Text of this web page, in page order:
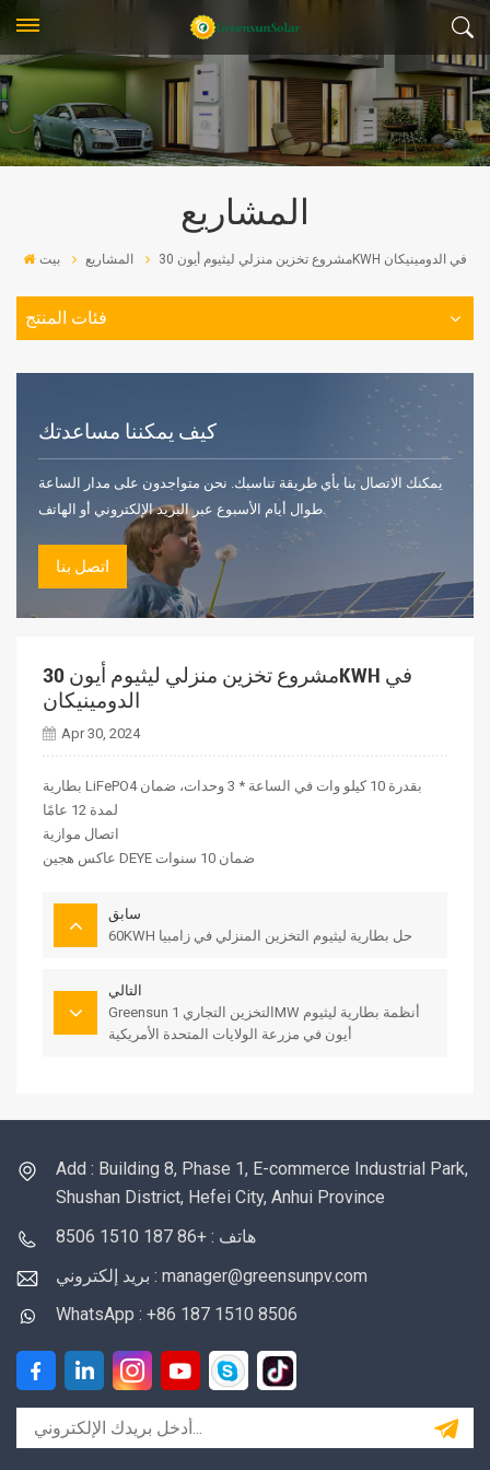
المشاريع
بيت المشاريع مشروع تخزين منزلي ليثيوم أيون 30KWH في الدومينيكان
فئات المنتج
كيف يمكننا مساعدتك
يمكنك الاتصال بنا بأي طريقة تناسبك. نحن متواجدون على مدار الساعة
طوال أيام الأسبوع عبر البريد الإلكتروني أو الهاتف.
اتصل بنا
مشروع تخزين منزلي ليثيوم أيون 30KWH في
الدومينيكان
Apr 30, 2024
بطارية LiFePO4 بقدرة 10 كيلو وات في الساعة * 3 وحدات، ضمان
لمدة 12 عامًا
اتصال موازية
عاكس هجين DEYE ضمان 10 سنوات
سابق
60KWH حل بطارية ليثيوم التخزين المنزلي في زامبيا
التالي
Greensun التخزين التجاري 1MW أنظمة بطارية ليثيوم
أيون في مزرعة الولايات المتحدة الأمريكية
Add : Building 8, Phase 1, E-commerce Industrial Park,
Shushan District, Hefei City, Anhui Province
هاتف : +86 187 1510 8506
بريد إلكتروني : manager@greensunpv.com
WhatsApp : +86 187 1510 8506